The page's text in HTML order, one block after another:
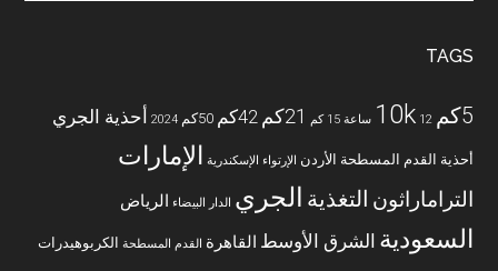
TAGS
5كم 10k 12 ساعة 15 كم 21كم 42كم 50كم 2024 أحذية الجري
أحذية القدم المسطحة الأردن الإرتواء الإسكندرية الإمارات
التراماراثون التغذية الجري الدار البيضاء الرياض
السعودية الشرق الأوسط القاهرة القدم المسطحة الكربوهيدرات